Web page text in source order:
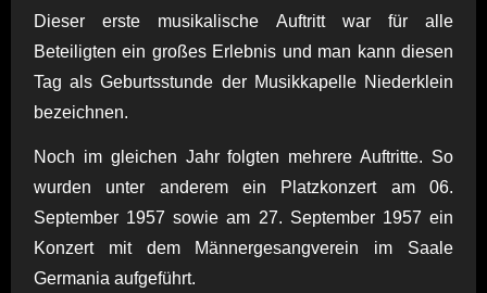
Dieser erste musikalische Auftritt war für alle
Beteiligten ein großes Erlebnis und man kann diesen
Tag als Geburtsstunde der Musikkapelle Niederklein
bezeichnen.
Noch im gleichen Jahr folgten mehrere Auftritte. So
wurden unter anderem ein Platzkonzert am 06.
September 1957 sowie am 27. September 1957 ein
Konzert mit dem Männergesangverein im Saale
Germania aufgeführt.